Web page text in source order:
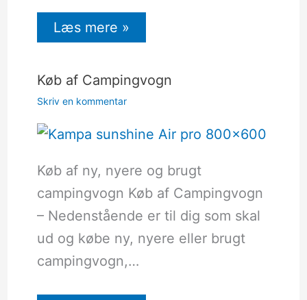
Læs mere »
Køb af Campingvogn
Skriv en kommentar
Køb af ny, nyere og brugt
campingvogn Køb af Campingvogn
– Nedenstående er til dig som skal
ud og købe ny, nyere eller brugt
campingvogn,…